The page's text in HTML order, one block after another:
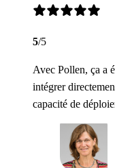
5/5
Avec Pollen, ça a
intégrer
capacité de